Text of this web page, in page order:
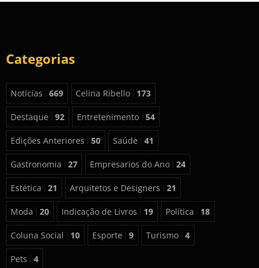
Categorias
Notícias 669 Celina Ribello 173
Destaque 92 Entretenimento 54
Edições Anteriores 50 Saúde 41
Gastronomia 27 Empresarios do Ano 24
Estética 21 Arquitetos e Designers 21
Moda 20 Indicação de Livros 19 Política 18
Coluna Social 10 Esporte 9 Turismo 4
Pets 4